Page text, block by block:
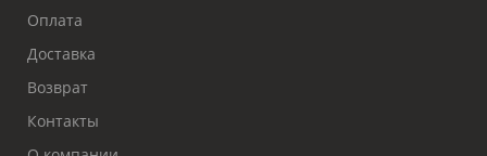
Оплата
Доставка
Возврат
Контакты